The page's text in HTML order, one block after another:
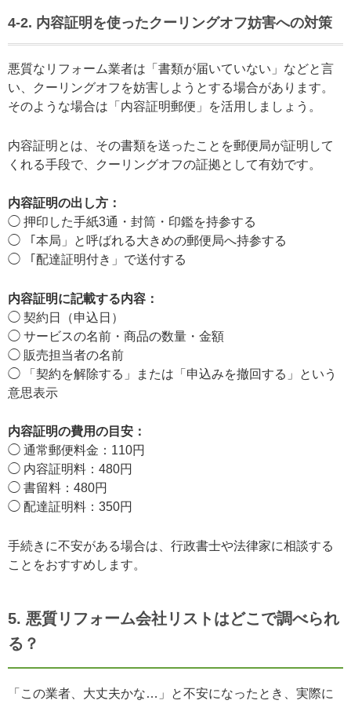
4-2. 内容証明を使ったクーリングオフ妨害への対策
悪質なリフォーム業者は「書類が届いていない」などと言
い、クーリングオフを妨害しようとする場合があります。
そのような場合は「内容証明郵便」を活用しましょう。
内容証明とは、その書類を送ったことを郵便局が証明して
くれる手段で、クーリングオフの証拠として有効です。
内容証明の出し方：
◯ 押印した手紙3通・封筒・印鑑を持参する
◯ 「本局」と呼ばれる大きめの郵便局へ持参する
◯ 「配達証明付き」で送付する
内容証明に記載する内容：
◯ 契約日（申込日）
◯ サービスの名前・商品の数量・金額
◯ 販売担当者の名前
◯ 「契約を解除する」または「申込みを撤回する」という
意思表示
内容証明の費用の目安：
◯ 通常郵便料金：110円
◯ 内容証明料：480円
◯ 書留料：480円
◯ 配達証明料：350円
手続きに不安がある場合は、行政書士や法律家に相談する
ことをおすすめします。
5. 悪質リフォーム会社リストはどこで調べられ
る？
「この業者、大丈夫かな…」と不安になったとき、実際に